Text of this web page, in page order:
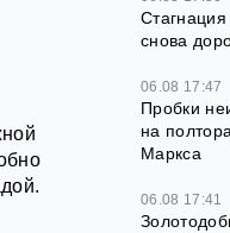
Стагнация
снова
06.08 17:47
Пробки
на
Маркса
06.08 17:41